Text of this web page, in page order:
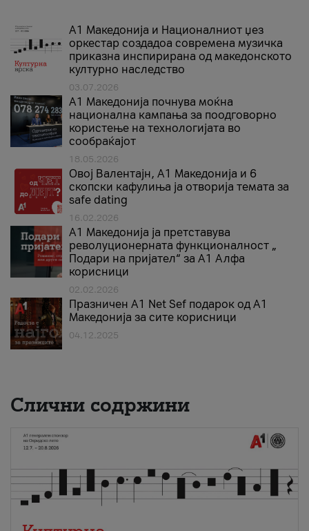
А1 Македонија и Националниот џез
оркестар создадоа современа музичка
приказна инспирирана од македонското
културно наследство
03.07.2026
A1 Македонија почнува моќна
национална кампања за поодговорно
користење на технологијата во
сообраќајот
18.05.2026
Овој Валентајн, A1 Македонија и 6
скопски кафулиња ја отворија темата за
safe dating
16.02.2026
А1 Македонија ја претставува
револуционерната функционалност „
Подари на пријател“ за А1 Алфа
корисници
02.02.2026
Празничен A1 Net Sеf подарок од А1
Македонија за сите корисници
04.12.2025
Слични содржини